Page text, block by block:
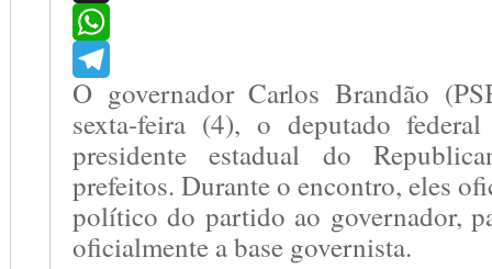
X
WhatsApp
Telegram
O governador Carlos Brandão
sexta-feira (4), o deputado
presidente estadual do
prefeitos. Durante o encontro, eles
político do partido ao governador,
oficialmente a base governista.